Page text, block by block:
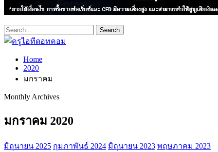
Home
2020
มกราคม
Monthly Archives
มกราคม 2020
มิถุนายน 2025 กุมภาพันธ์ 2024 มิถุนายน 2023 พฤษภาคม 2023